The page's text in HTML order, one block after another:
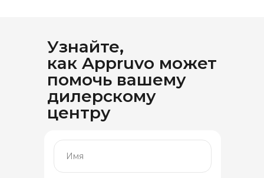
Узнайте,
как Appruvo может
помочь вашему
дилерскому
центру